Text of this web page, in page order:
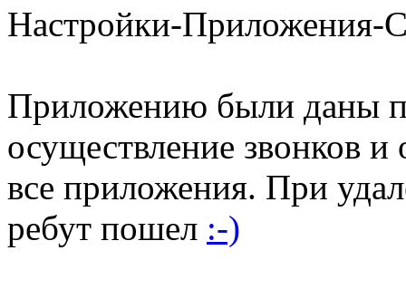
Настройки-Приложения-
Приложению были даны
осуществление звонков
все приложения. При
ребут пошел :-)